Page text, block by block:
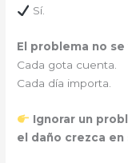
Sí.
El problema no
Cada gota cuenta.
Cada día importa.
Ignorar un
el daño crezca en